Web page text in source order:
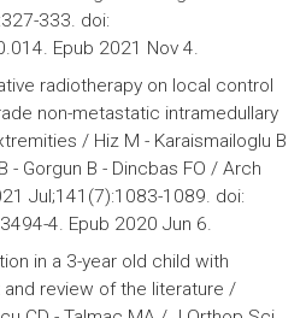
333. doi:
Epub 2021 Nov 4.
radiotherapy on local control
non-metastatic intramedullary
/ Hiz M - Karaismailoglu B
- Gorgun B - Dincbas FO / Arch
Jul;141(7):1083-1089. doi:
4. Epub 2020 Jun 6.
in a 3-year old child with
review of the literature /